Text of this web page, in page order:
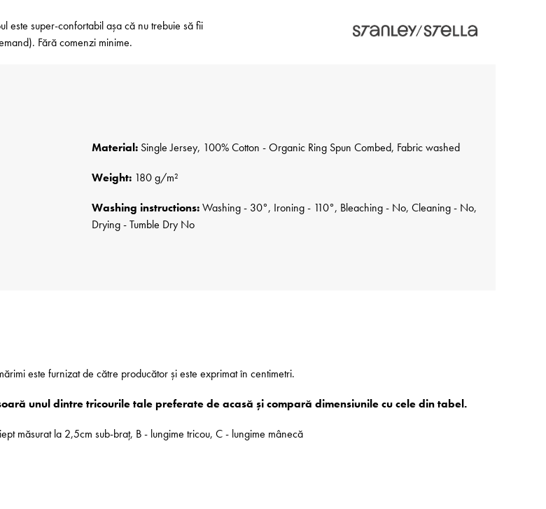
este super-confortabil așa că nu trebuie să fii
Fără comenzi minime.
Material:Single Jersey, 100% Cotton - Organic Ring Spun Combed, Fabric washed
Weight:180 g/m²
Washing instructions:Washing - 30°, Ironing - 110°, Bleaching - No, Cleaning - No,
Drying - Tumble Dry No
este furnizat de către producător și este exprimat în centimetri.
unul dintre tricourile tale preferate de acasă și compară dimensiunile cu cele din tabel.
măsurat la 2,5cm sub-braț, B - lungime tricou, C - lungime mânecă